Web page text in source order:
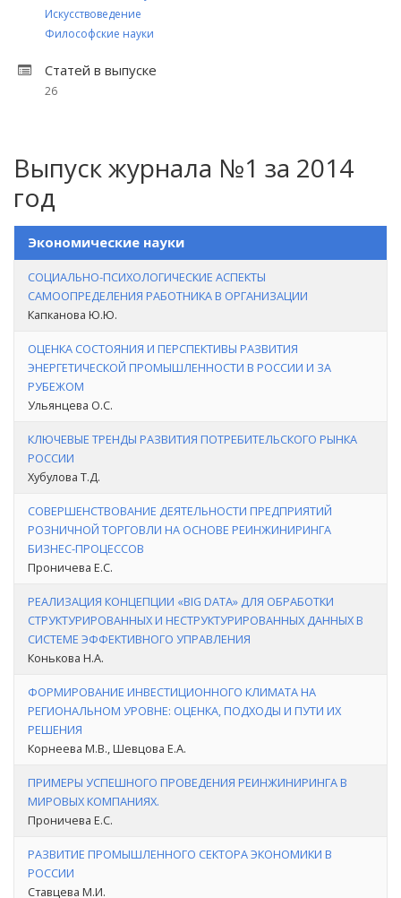
Искусствоведение
Философские науки
Статей в выпуске
26
Выпуск журнала №1 за 2014
год
Экономические науки
СОЦИАЛЬНО-ПСИХОЛОГИЧЕСКИЕ АСПЕКТЫ
САМООПРЕДЕЛЕНИЯ РАБОТНИКА В ОРГАНИЗАЦИИ
Капканова Ю.Ю.
ОЦЕНКА СОСТОЯНИЯ И ПЕРСПЕКТИВЫ РАЗВИТИЯ
ЭНЕРГЕТИЧЕСКОЙ ПРОМЫШЛЕННОСТИ В РОССИИ И ЗА
РУБЕЖОМ
Ульянцева О.С.
КЛЮЧЕВЫЕ ТРЕНДЫ РАЗВИТИЯ ПОТРЕБИТЕЛЬСКОГО РЫНКА
РОССИИ
Хубулова Т.Д.
СОВЕРШЕНСТВОВАНИЕ ДЕЯТЕЛЬНОСТИ ПРЕДПРИЯТИЙ
РОЗНИЧНОЙ ТОРГОВЛИ НА ОСНОВЕ РЕИНЖИНИРИНГА
БИЗНЕС-ПРОЦЕССОВ
Проничева Е.С.
РЕАЛИЗАЦИЯ КОНЦЕПЦИИ «BIG DATA» ДЛЯ ОБРАБОТКИ
СТРУКТУРИРОВАННЫХ И НЕСТРУКТУРИРОВАННЫХ ДАННЫХ В
СИСТЕМЕ ЭФФЕКТИВНОГО УПРАВЛЕНИЯ
Конькова Н.А.
ФОРМИРОВАНИЕ ИНВЕСТИЦИОННОГО КЛИМАТА НА
РЕГИОНАЛЬНОМ УРОВНЕ: ОЦЕНКА, ПОДХОДЫ И ПУТИ ИХ
РЕШЕНИЯ
Корнеева М.В., Шевцова Е.А.
ПРИМЕРЫ УСПЕШНОГО ПРОВЕДЕНИЯ РЕИНЖИНИРИНГА В
МИРОВЫХ КОМПАНИЯХ.
Проничева Е.С.
РАЗВИТИЕ ПРОМЫШЛЕННОГО СЕКТОРА ЭКОНОМИКИ В
РОССИИ
Ставцева М.И.